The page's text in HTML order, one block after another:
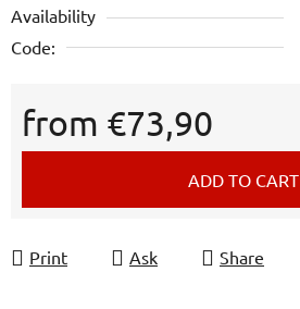
Availability
Code:
from €73,90
Measure price:
ADD TO CART
Print Ask Share